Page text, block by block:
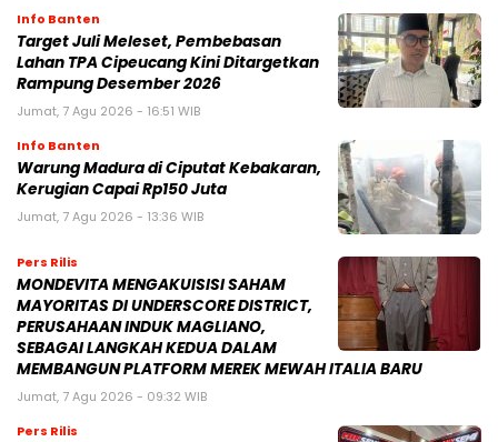
Info Banten
Target Juli Meleset, Pembebasan
Lahan TPA Cipeucang Kini Ditargetkan
Rampung Desember 2026
Jumat, 7 Agu 2026 - 16:51 WIB
Info Banten
Warung Madura di Ciputat Kebakaran,
Kerugian Capai Rp150 Juta
Jumat, 7 Agu 2026 - 13:36 WIB
Pers Rilis
MONDEVITA MENGAKUISISI SAHAM
MAYORITAS DI UNDERSCORE DISTRICT,
PERUSAHAAN INDUK MAGLIANO,
SEBAGAI LANGKAH KEDUA DALAM
MEMBANGUN PLATFORM MEREK MEWAH ITALIA BARU
Jumat, 7 Agu 2026 - 09:32 WIB
Pers Rilis